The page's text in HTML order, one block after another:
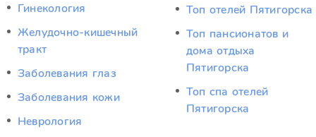
Гинекология
Желудочно-кишечный
тракт
Заболевания глаз
Заболевания кожи
Неврология
Топ отелей Пятигорска
Топ пансионатов и
дома отдыха
Пятигорска
Топ спа отелей
Пятигорска